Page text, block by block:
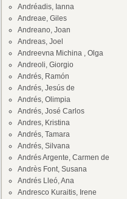
Andréadis, Ianna
Andreae, Giles
Andreano, Joan
Andreas, Joel
Andreevna Michina , Olga
Andreoli, Giorgio
Andrés, Ramón
Andrés, Jesús de
Andrés, Olimpia
Andrés, José Carlos
Andres, Kristina
Andrés, Tamara
Andrés, Silvana
Andrés Argente, Carmen de
Andrès Font, Susana
Andrés Lleó, Ana
Andresco Kuraitis, Irene